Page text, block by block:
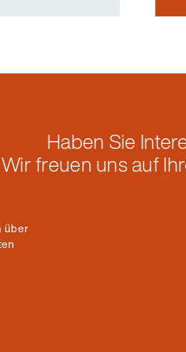
Haben Sie
Wir freuen uns auf
über